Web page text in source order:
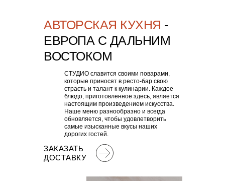
СТУДИО славится своими поварами,
которые приносят в ресто-бар свою
страсть и талант к кулинарии. Каждое
блюдо, приготовленное здесь, является
настоящим произведением искусства.
Наше меню разнообразно и всегда
обновляется, чтобы удовлетворить
самые изысканные вкусы наших
дорогих гостей.
АВТОРСКАЯ КУХНЯ -
ЕВРОПА С ДАЛЬНИМ
ВОСТОКОМ
ЗАКАЗАТЬ
ДОСТАВКУ